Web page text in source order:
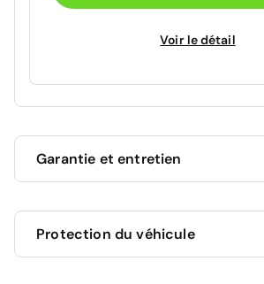
Voir le détail
Garantie et entretien
mois à compter de la date de livraison.
Protection du véhicule